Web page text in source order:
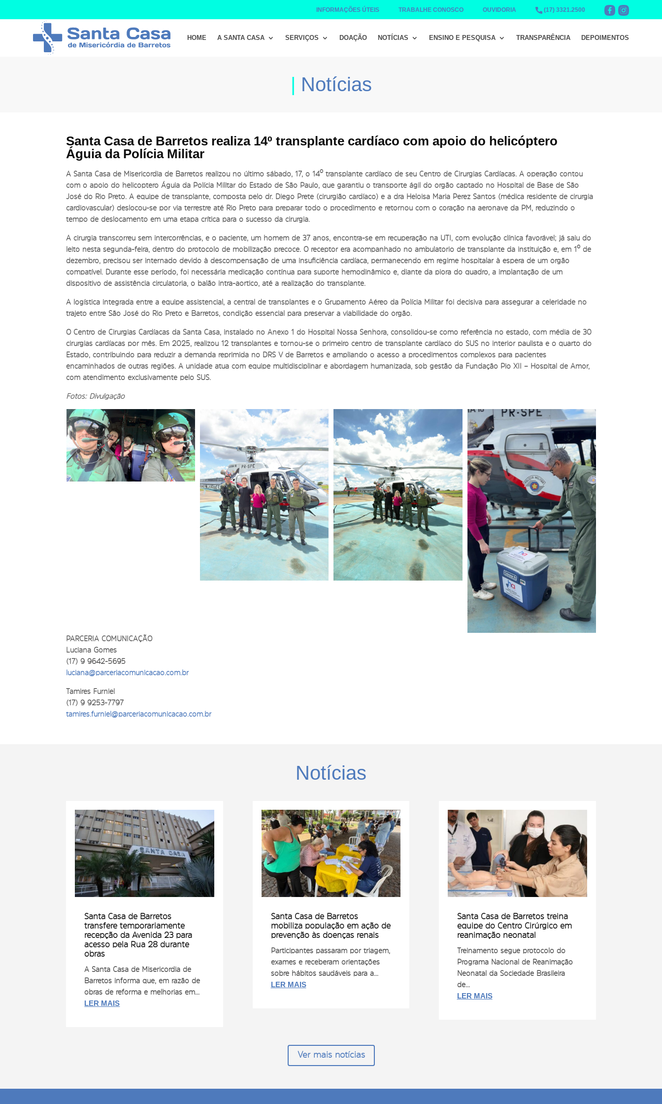
INFORMAÇÕES ÚTEIS TRABALHE CONOSCO OUVIDORIA (17) 3321.2500
HOME A SANTA CASA SERVIÇOS DOAÇÃO NOTÍCIAS ENSINO E PESQUISA TRANSPARÊNCIA DEPOIMENTOS
| Notícias
Santa Casa de Barretos realiza 14º transplante cardíaco com apoio do helicóptero
Águia da Polícia Militar
A Santa Casa de Misericórdia de Barretos realizou no último sábado, 17, o 14º transplante cardíaco de seu Centro de Cirurgias Cardíacas. A operação contou
com o apoio do helicóptero Águia da Polícia Militar do Estado de São Paulo, que garantiu o transporte ágil do órgão captado no Hospital de Base de São
José do Rio Preto. A equipe de transplante, composta pelo dr. Diego Prete (cirurgião cardíaco) e a dra Heloisa Maria Perez Santos (médica residente de cirurgia
cardiovascular) deslocou-se por via terrestre até Rio Preto para preparar todo o procedimento e retornou com o coração na aeronave da PM, reduzindo o
tempo de deslocamento em uma etapa crítica para o sucesso da cirurgia.
A cirurgia transcorreu sem intercorrências, e o paciente, um homem de 37 anos, encontra-se em recuperação na UTI, com evolução clínica favorável; já saiu do
leito nesta segunda-feira, dentro do protocolo de mobilização precoce. O receptor era acompanhado no ambulatório de transplante da instituição e, em 1º de
dezembro, precisou ser internado devido à descompensação de uma insuficiência cardíaca, permanecendo em regime hospitalar à espera de um órgão
compatível. Durante esse período, foi necessária medicação contínua para suporte hemodinâmico e, diante da piora do quadro, a implantação de um
dispositivo de assistência circulatória, o balão intra-aórtico, até a realização do transplante.
A logística integrada entre a equipe assistencial, a central de transplantes e o Grupamento Aéreo da Polícia Militar foi decisiva para assegurar a celeridade no
trajeto entre São José do Rio Preto e Barretos, condição essencial para preservar a viabilidade do órgão.
O Centro de Cirurgias Cardíacas da Santa Casa, instalado no Anexo 1 do Hospital Nossa Senhora, consolidou-se como referência no estado, com média de 30
cirurgias cardíacas por mês. Em 2025, realizou 12 transplantes e tornou-se o primeiro centro de transplante cardíaco do SUS no interior paulista e o quarto do
Estado, contribuindo para reduzir a demanda reprimida no DRS V de Barretos e ampliando o acesso a procedimentos complexos para pacientes
encaminhados de outras regiões. A unidade atua com equipe multidisciplinar e abordagem humanizada, sob gestão da Fundação Pio XII – Hospital de Amor,
com atendimento exclusivamente pelo SUS.
Fotos: Divulgação
PARCERIA COMUNICAÇÃO
Luciana Gomes
(17) 9 9642-5695
luciana@parceriacomunicacao.com.br
Tamires Furniel
(17) 9 9253-7797
tamires.furniel@parceriacomunicacao.com.br
Notícias
Santa Casa de Barretos
transfere temporariamente
recepção da Avenida 23 para
acesso pela Rua 28 durante
obras
A Santa Casa de Misericórdia de
Barretos informa que, em razão de
obras de reforma e melhorias em...
LER MAIS
Santa Casa de Barretos
mobiliza população em ação de
prevenção às doenças renais
Participantes passaram por triagem,
exames e receberam orientações
sobre hábitos saudáveis para a...
LER MAIS
Santa Casa de Barretos treina
equipe do Centro Cirúrgico em
reanimação neonatal
Treinamento segue protocolo do
Programa Nacional de Reanimação
Neonatal da Sociedade Brasileira
de...
LER MAIS
Ver mais notícias